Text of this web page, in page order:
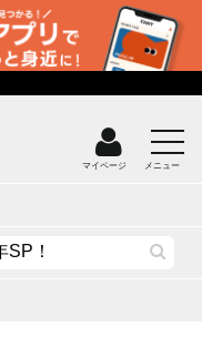
マイページ メニュー